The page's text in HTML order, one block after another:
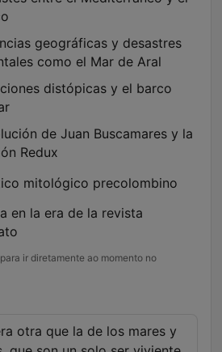
geográficas y desastres
como el Mar de Aral
distópicas y el barco
de Juan Buscamares y la
Redux
mitológico precolombino
en la era de la revista
ir diretamente ao momento no
otra que la de los mares y